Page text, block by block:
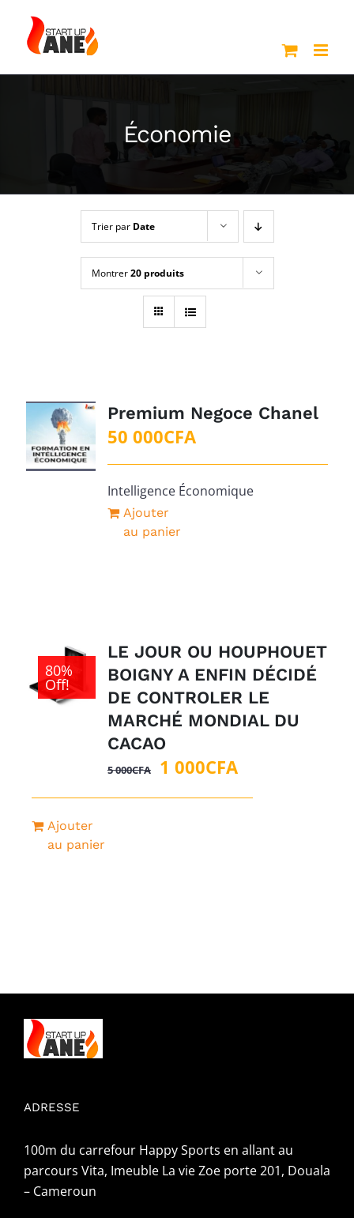
contenu
Économie
Trier par Date
Montrer20 produits
Premium Negoce Chanel
50 000CFA
Intelligence Économique
Ajouter
au panier
80%
Off!
LE JOUR OU HOUPHOUET
BOIGNY A ENFIN DÉCIDÉ
DE CONTROLER LE
MARCHÉ MONDIAL DU
CACAO
5 000CFA
Le
1 000CFALe
Ajouter
au panier
ADRESSE
100m du carrefour Happy Sports en allant au
parcours Vita, Imeuble La vie Zoe porte 201, Douala
– Cameroun